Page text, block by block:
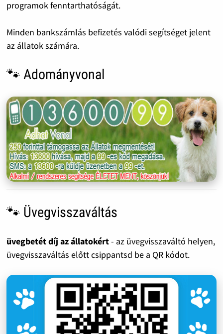
programok fenntarthatóságát.
Minden bankszámlás befizetés valódi segítséget jelent
az állatok számára.
🐾 Adományvonal
🐾 Üvegvisszaváltás
üvegbetét díj az állatokért- az üvegvisszaváltó helyen,
üvegvisszaváltás előtt csippantsd be a QR kódot.